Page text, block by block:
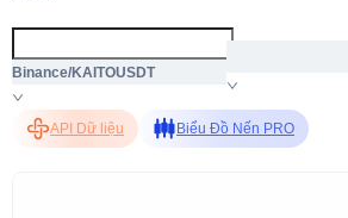
Binance/KAITOUSDT
API Dữ liệu Biểu Đồ Nến PRO